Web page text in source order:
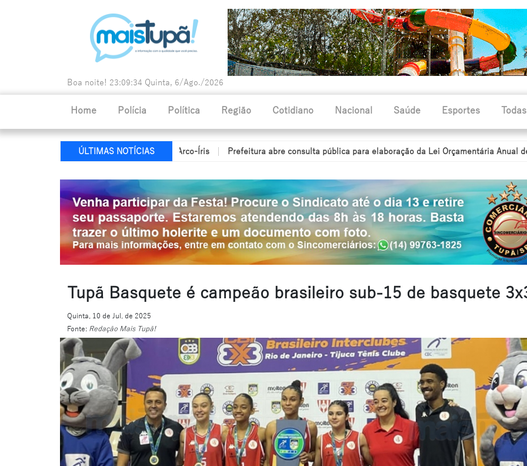
Boa noite! 23:09:35 Quinta, 6/Ago./2026
Home Polícia Política Região Cotidiano Nacional Saúde Esportes Todas
ÚLTIMAS NOTÍCIAS
evita tragédia durante incêndio em Arco-Íris Prefeitura abre consulta pública para elaboração da Lei Orçamentária Anual de 2027
Tupã Basquete é campeão brasileiro sub-15 de basquete
Quinta, 10 de Jul. de 2025
Fonte: Redação Mais Tupã!